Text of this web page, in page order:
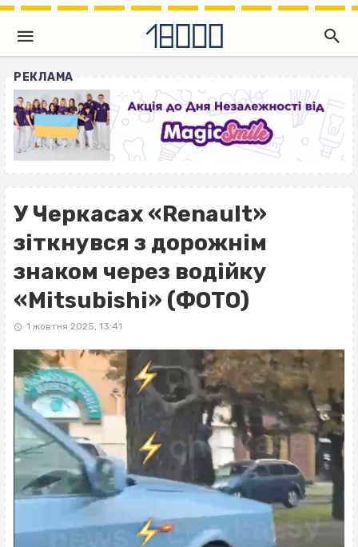
РЕКЛАМА
У Черкасах «Renault»
зіткнувся з дорожнім
знаком через водійку
«Mitsubishi» (ФОТО)
1 жовтня 2025, 13:41